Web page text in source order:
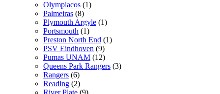
Olympiacos (1)
Palmeiras (8)
Plymouth Argyle (1)
Portsmouth (1)
Preston North End (1)
PSV Eindhoven (9)
Pumas UNAM (12)
Queens Park Rangers (3)
Rangers (6)
Reading (2)